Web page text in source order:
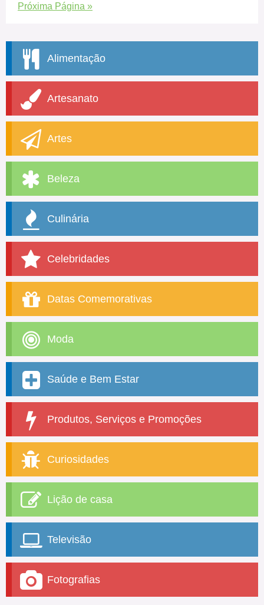
Próxima Página »
Alimentação
Artesanato
Artes
Beleza
Culinária
Celebridades
Datas Comemorativas
Moda
Saúde e Bem Estar
Produtos, Serviços e Promoções
Curiosidades
Lição de casa
Televisão
Fotografias